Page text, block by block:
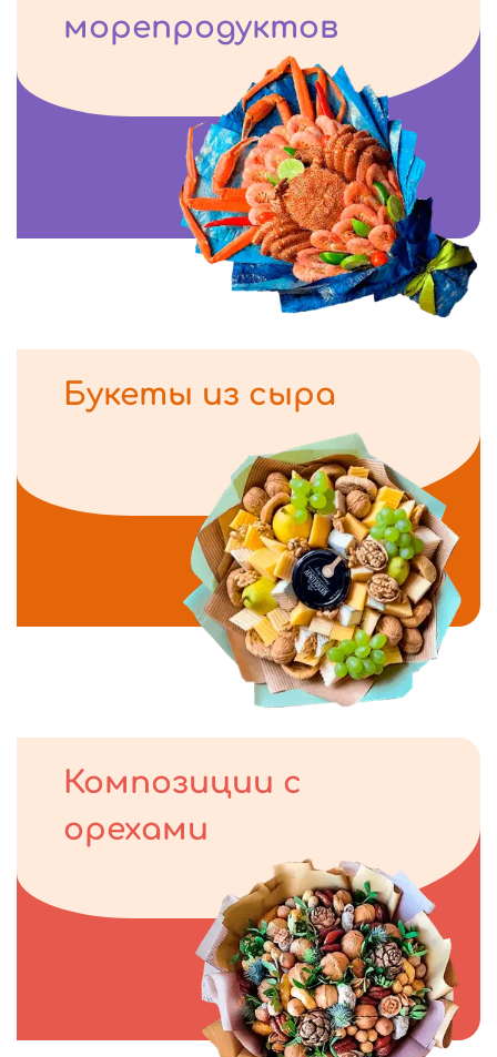
морепродуктов
Букеты из сыра
Композиции с
орехами